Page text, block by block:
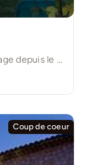
Camping familial , avec un accés plage depuis le camping, [...]
Coup de coeur